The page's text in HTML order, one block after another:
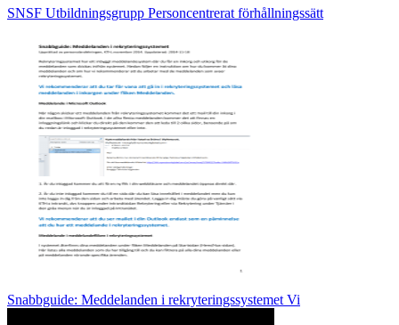
SNSF Utbildningsgrupp Personcentrerat förhållningssätt
Snabbguide: Meddelanden i rekryteringssystemet Vi